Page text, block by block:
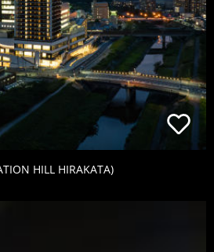
HILL HIRAKATA)